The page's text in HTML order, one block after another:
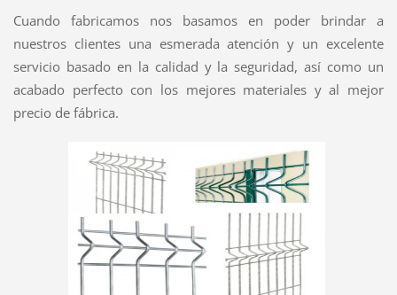
Cuando fabricamos nos basamos en poder brindar a
nuestros clientes una esmerada atención y un excelente
servicio basado en la calidad y la seguridad, así como un
acabado perfecto con los mejores materiales y al mejor
precio de fábrica.